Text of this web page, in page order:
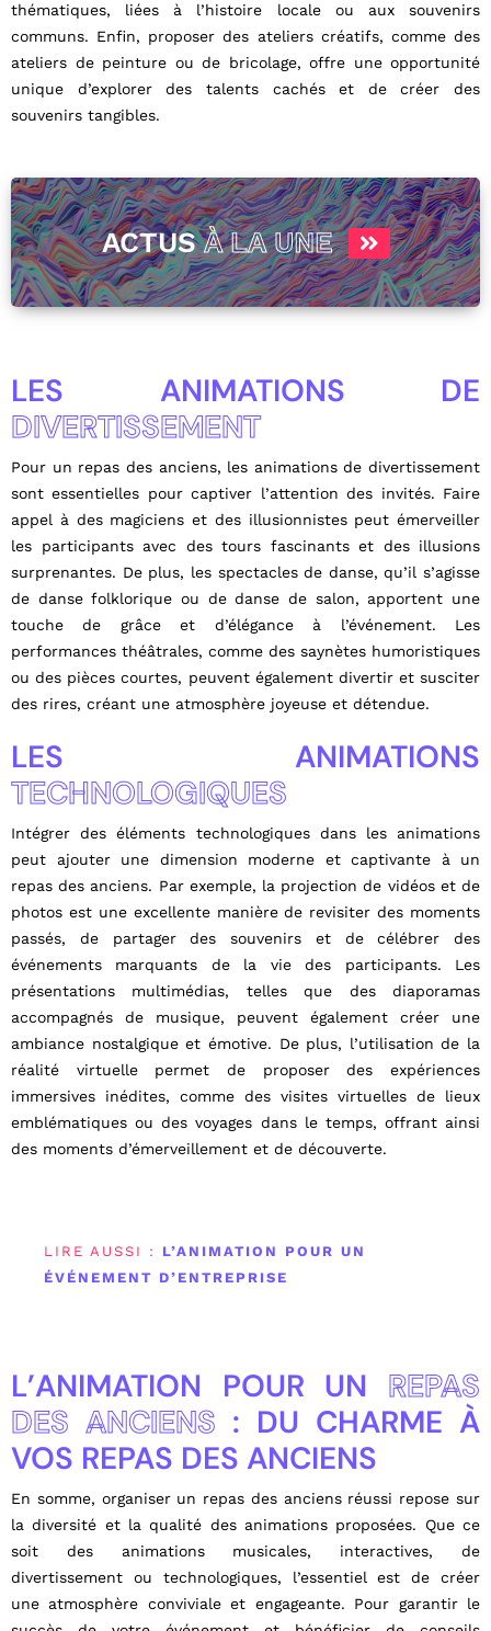
thématiques, liées à l’histoire locale ou aux souvenirs
communs. Enfin, proposer des ateliers créatifs, comme des
ateliers de peinture ou de bricolage, offre une opportunité
unique d’explorer des talents cachés et de créer des
souvenirs tangibles.
ACTUSÀ LA UNE
LES ANIMATIONS DE
DIVERTISSEMENT
Pour un repas des anciens, les animations de divertissement
sont essentielles pour captiver l’attention des invités. Faire
appel à des magiciens et des illusionnistes peut émerveiller
les participants avec des tours fascinants et des illusions
surprenantes. De plus, les spectacles de danse, qu’il s’agisse
de danse folklorique ou de danse de salon, apportent une
touche de grâce et d’élégance à l’événement. Les
performances théâtrales, comme des saynètes humoristiques
ou des pièces courtes, peuvent également divertir et susciter
des rires, créant une atmosphère joyeuse et détendue.
LES ANIMATIONS
TECHNOLOGIQUES
Intégrer des éléments technologiques dans les animations
peut ajouter une dimension moderne et captivante à un
repas des anciens. Par exemple, la projection de vidéos et de
photos est une excellente manière de revisiter des moments
passés, de partager des souvenirs et de célébrer des
événements marquants de la vie des participants. Les
présentations multimédias, telles que des diaporamas
accompagnés de musique, peuvent également créer une
ambiance nostalgique et émotive. De plus, l’utilisation de la
réalité virtuelle permet de proposer des expériences
immersives inédites, comme des visites virtuelles de lieux
emblématiques ou des voyages dans le temps, offrant ainsi
des moments d’émerveillement et de découverte.
LIRE AUSSI : L’ANIMATION POUR UN
ÉVÉNEMENT D’ENTREPRISE
L’ANIMATION POUR UN REPAS
DES ANCIENS : DU CHARME À
VOS REPAS DES ANCIENS
En somme, organiser un repas des anciens réussi repose sur
la diversité et la qualité des animations proposées. Que ce
soit des animations musicales, interactives, de
divertissement ou technologiques, l’essentiel est de créer
une atmosphère conviviale et engageante. Pour garantir le